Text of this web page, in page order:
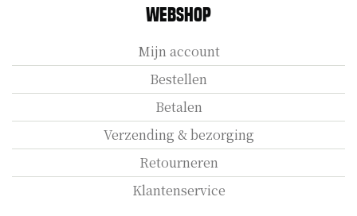
Webshop
Mijn account
Bestellen
Betalen
Verzending & bezorging
Retourneren
Klantenservice